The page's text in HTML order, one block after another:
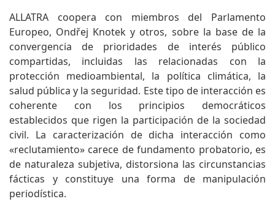
ALLATRA coopera con miembros del Parlamento
Europeo, Ondřej Knotek y otros, sobre la base de la
convergencia de prioridades de interés público
compartidas, incluidas las relacionadas con la
protección medioambiental, la política climática, la
salud pública y la seguridad. Este tipo de interacción es
coherente con los principios democráticos
establecidos que rigen la participación de la sociedad
civil. La caracterización de dicha interacción como
«reclutamiento» carece de fundamento probatorio, es
de naturaleza subjetiva, distorsiona las circunstancias
fácticas y constituye una forma de manipulación
periodística.